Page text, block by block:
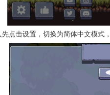
点击设置，切换为简体中文模式